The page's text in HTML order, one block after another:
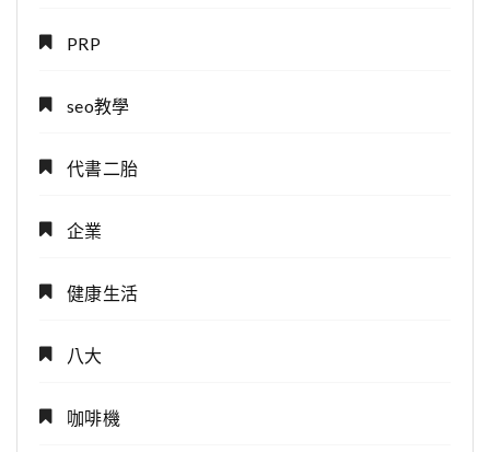
PRP
seo教學
代書二胎
企業
健康生活
八大
咖啡機